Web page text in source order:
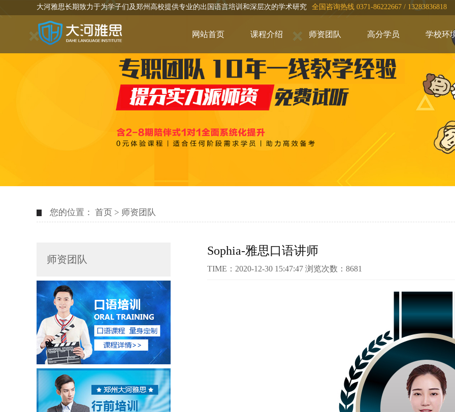
大河雅思长期致力于为学子们及郑州高校提供专业的出国语言培训和深层次的学术研究 全国咨询热线 0371-86222667 / 13283836818
网站首页 课程介绍 师资团队 高分学员 学校环
您的位置： 首页 > 师资团队
师资团队
Sophia-雅思口语讲师
TIME：2020-12-30 15:47:47 浏览次数：8681